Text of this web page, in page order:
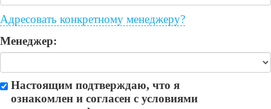
Адресовать конкретному менеджеру?
Менеджер:
Настоящим подтверждаю, что я
ознакомлен и согласен с условиями